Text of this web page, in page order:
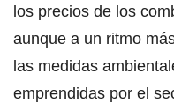
los precios de los
aunque a un ritmo
las medidas
emprendidas por el